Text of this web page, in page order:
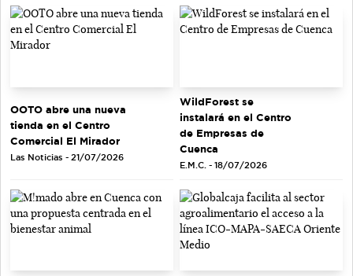
OOTO abre una nueva
tienda en el Centro
Comercial El Mirador
Las Noticias - 21/07/2026
WildForest se
instalará en el Centro
de Empresas de
Cuenca
E.M.C. - 18/07/2026